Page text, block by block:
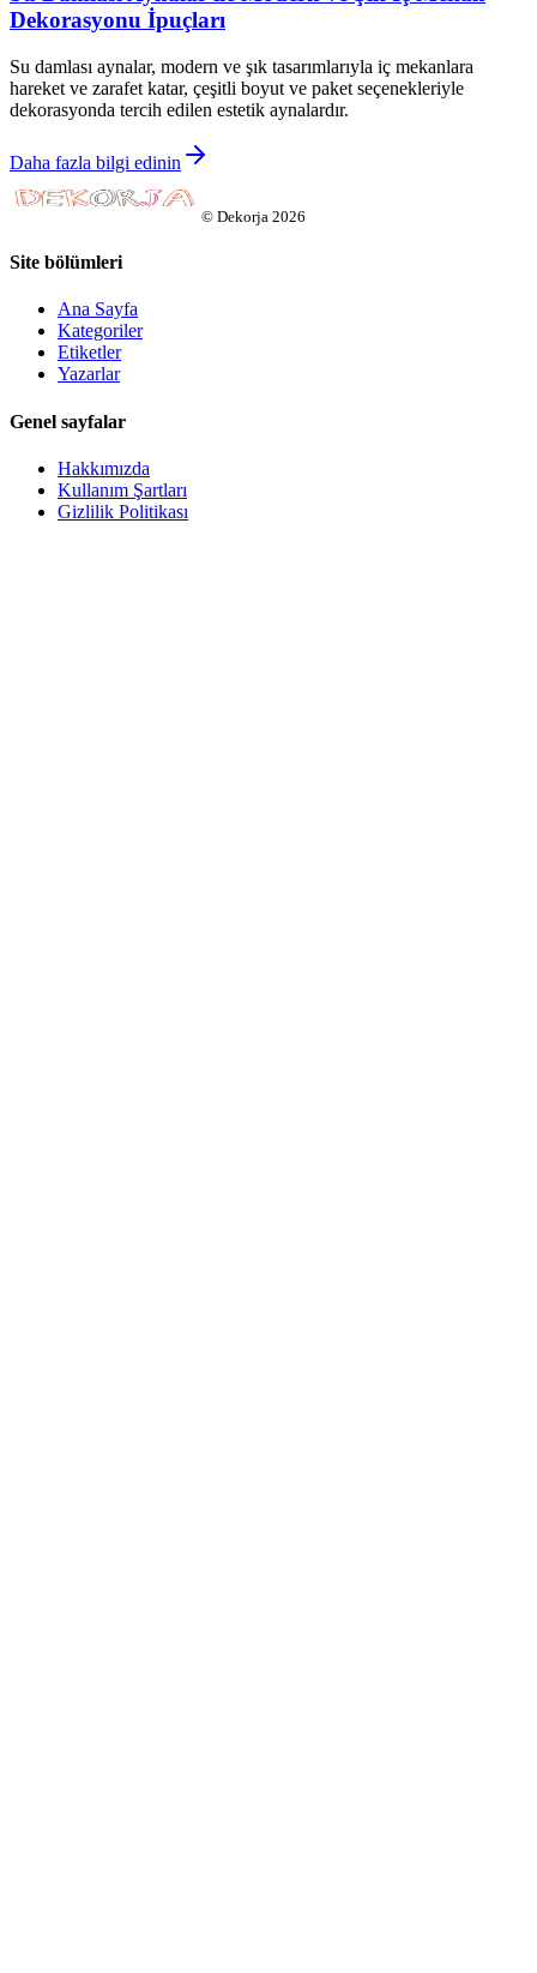
Dekorasyonu İpuçları
Su damlası aynalar, modern ve şık tasarımlarıyla iç mekanlara
hareket ve zarafet katar, çeşitli boyut ve paket seçenekleriyle
dekorasyonda tercih edilen estetik aynalardır.
Daha fazla bilgi edinin
© Dekorja 2026
Site bölümleri
Ana Sayfa
Kategoriler
Etiketler
Yazarlar
Genel sayfalar
Hakkımızda
Kullanım Şartları
Gizlilik Politikası